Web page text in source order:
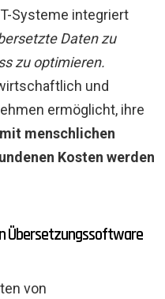
Systeme integriert
Daten zu
zu optimieren.
und
ermöglicht, ihre
menschlichen
Kosten werden
Übersetzungssoftware
von